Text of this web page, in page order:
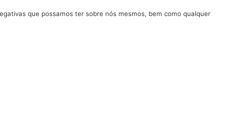
que possamos ter sobre nós mesmos, bem como qualquer